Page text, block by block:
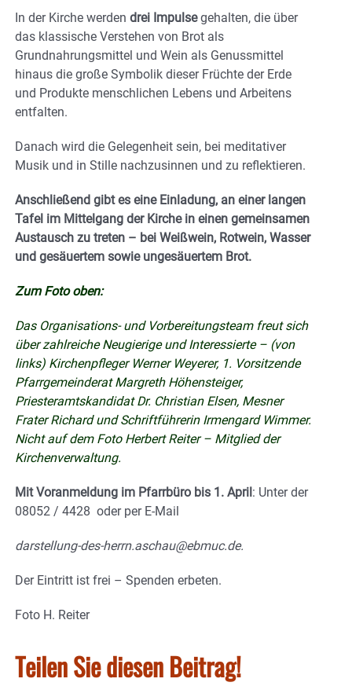
In der Kirche werden drei Impulsegehalten, die über
das klassische Verstehen von Brot als
Grundnahrungsmittel und Wein als Genussmittel
hinaus die große Symbolik dieser Früchte der Erde
und Produkte menschlichen Lebens und Arbeitens
entfalten.
Danach wird die Gelegenheit sein, bei meditativer
Musik und in Stille nachzusinnen und zu reflektieren.
Anschließend gibt es eine Einladung, an einer langen
Tafel im Mittelgang der Kirche in einen gemeinsamen
Austausch zu treten – bei Weißwein, Rotwein, Wasser
und gesäuertem sowie ungesäuertem Brot.
Zum Foto oben:
Das Organisations- und Vorbereitungsteam freut sich
über zahlreiche Neugierige und Interessierte – (von
links) Kirchenpfleger Werner Weyerer, 1. Vorsitzende
Pfarrgemeinderat Margreth Höhensteiger,
Priesteramtskandidat Dr. Christian Elsen, Mesner
Frater Richard und Schriftführerin Irmengard Wimmer.
Nicht auf dem Foto Herbert Reiter – Mitglied der
Kirchenverwaltung.
Mit Voranmeldung im Pfarrbüro bis 1. April: Unter der
08052 / 4428 oder per E-Mail
darstellung-des-herrn.aschau@ebmuc.de.
Der Eintritt ist frei – Spenden erbeten.
Foto H. Reiter
Teilen Sie diesen Beitrag!